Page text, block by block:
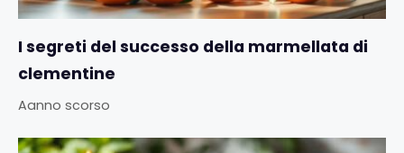
I segreti del successo della marmellata di
clementine
Aanno scorso